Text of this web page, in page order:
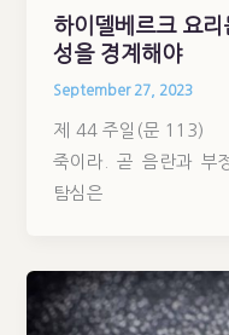
하이델베르크 요
성을 경계해야
September 27, 2023
제 44 주일(문 113)
죽이라. 곧 음란과 부
탐심은